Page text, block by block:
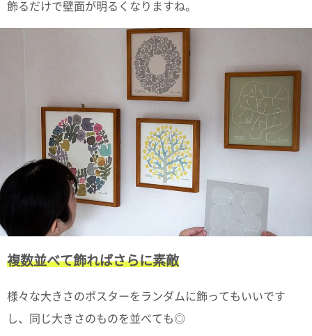
飾るだけで壁面が明るくなりますね。
複数並べて飾ればさらに素敵
様々な大きさのポスターをランダムに飾ってもいいです
し、同じ大きさのものを並べても◎